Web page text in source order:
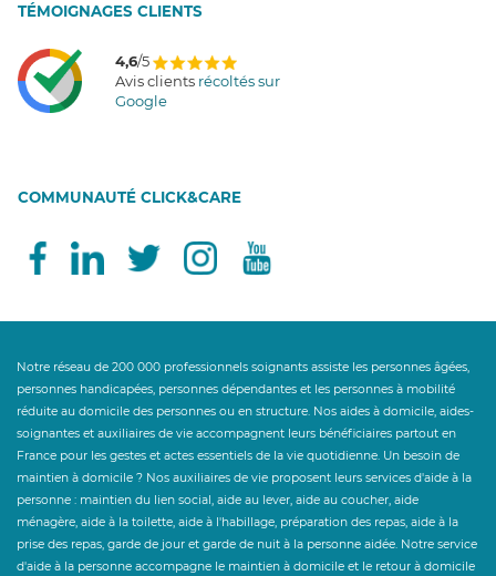
TÉMOIGNAGES CLIENTS
4,6/5
Avis clients récoltés sur
Google
COMMUNAUTÉ CLICK&CARE
Notre réseau de 200 000 professionnels soignants assiste les personnes âgées,
personnes handicapées, personnes dépendantes et les personnes à mobilité
réduite au domicile des personnes ou en structure. Nos aides à domicile, aides-
soignantes et auxiliaires de vie accompagnent leurs bénéficiaires partout en
France pour les gestes et actes essentiels de la vie quotidienne. Un besoin de
maintien à domicile ? Nos auxiliaires de vie proposent leurs services d'aide à la
personne : maintien du lien social, aide au lever, aide au coucher, aide
ménagère, aide à la toilette, aide à l'habillage, préparation des repas, aide à la
prise des repas, garde de jour et garde de nuit à la personne aidée. Notre service
d'aide à la personne accompagne le maintien à domicile et le retour à domicile